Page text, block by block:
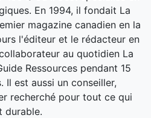
En 1994, il fondait La
magazine canadien en la
l'éditeur et le rédacteur en
au quotidien La
Ressources pendant 15
Il est aussi un conseiller,
recherché pour tout ce qui
durable.